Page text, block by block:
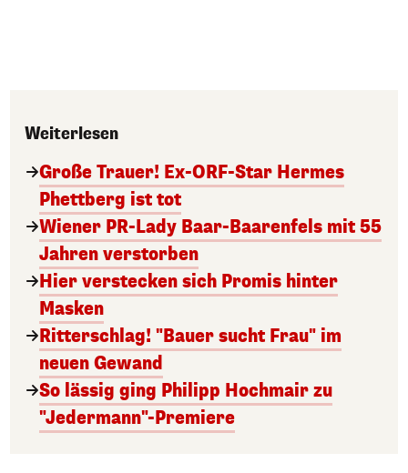
Weiterlesen
Große Trauer! Ex-ORF-Star Hermes
Phettberg ist tot
Wiener PR-Lady Baar-Baarenfels mit 55
Jahren verstorben
Hier verstecken sich Promis hinter
Masken
Ritterschlag! "Bauer sucht Frau" im
neuen Gewand
So lässig ging Philipp Hochmair zu
"Jedermann"-Premiere